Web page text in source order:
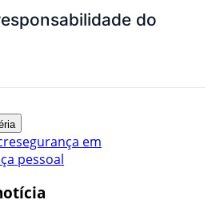
do
segurança em
pessoal